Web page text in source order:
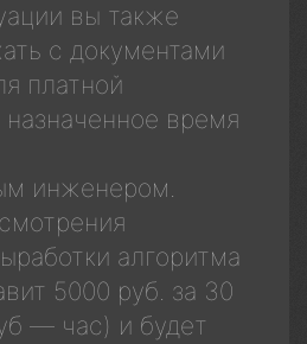
вы также
с документами
платной
назначенное время
инженером.
алгоритма
5000 руб. за 30
— час) и будет